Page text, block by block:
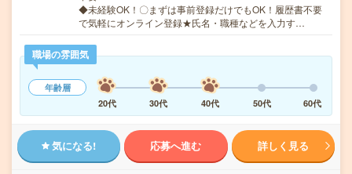
◆未経験OK！〇まずは事前登録だけでもOK！履歴書不要
で気軽にオンライン登録★氏名・職種などを入力す…
職場の雰囲気
年齢層
20代
30代 40代 50代 60代
気になる! 応募へ進む 詳しく見る